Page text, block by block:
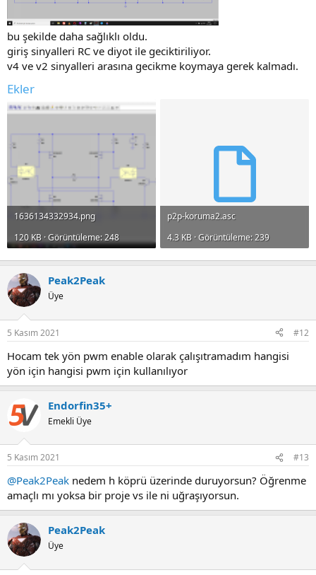
bu şekilde daha sağlıklı oldu.
giriş sinyalleri RC ve diyot ile geciktiriliyor.
v4 ve v2 sinyalleri arasına gecikme koymaya gerek kalmadı.
Ekler
1636134332934.png
120 KB · Görüntüleme: 248
p2p-koruma2.asc
4.3 KB · Görüntüleme: 239
Peak2Peak
Üye
5 Kasım 2021 #12
Hocam tek yön pwm enable olarak çalışıtramadım hangisi
yön için hangisi pwm için kullanılıyor
Endorfin35+
Emekli Üye
5 Kasım 2021 #13
@Peak2Peak nedem h köprü üzerinde duruyorsun? Öğrenme
amaçlı mı yoksa bir proje vs ile ni uğraşıyorsun.
Peak2Peak
Üye